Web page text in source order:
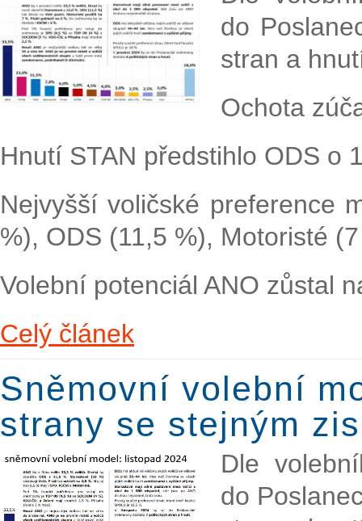
do
stran a
Ochota
Hnutí STAN předstihlo ODS o
Nejvyšší voličské preference
%), ODS (11,5 %), Motoristé
Volební potenciál ANO zůstal
Celý článek
Sněmovní volební
strany se stejným
Dle
do